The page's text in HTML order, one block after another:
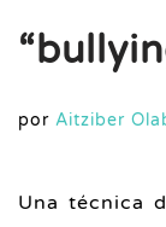
por Aitziber
Una técnica